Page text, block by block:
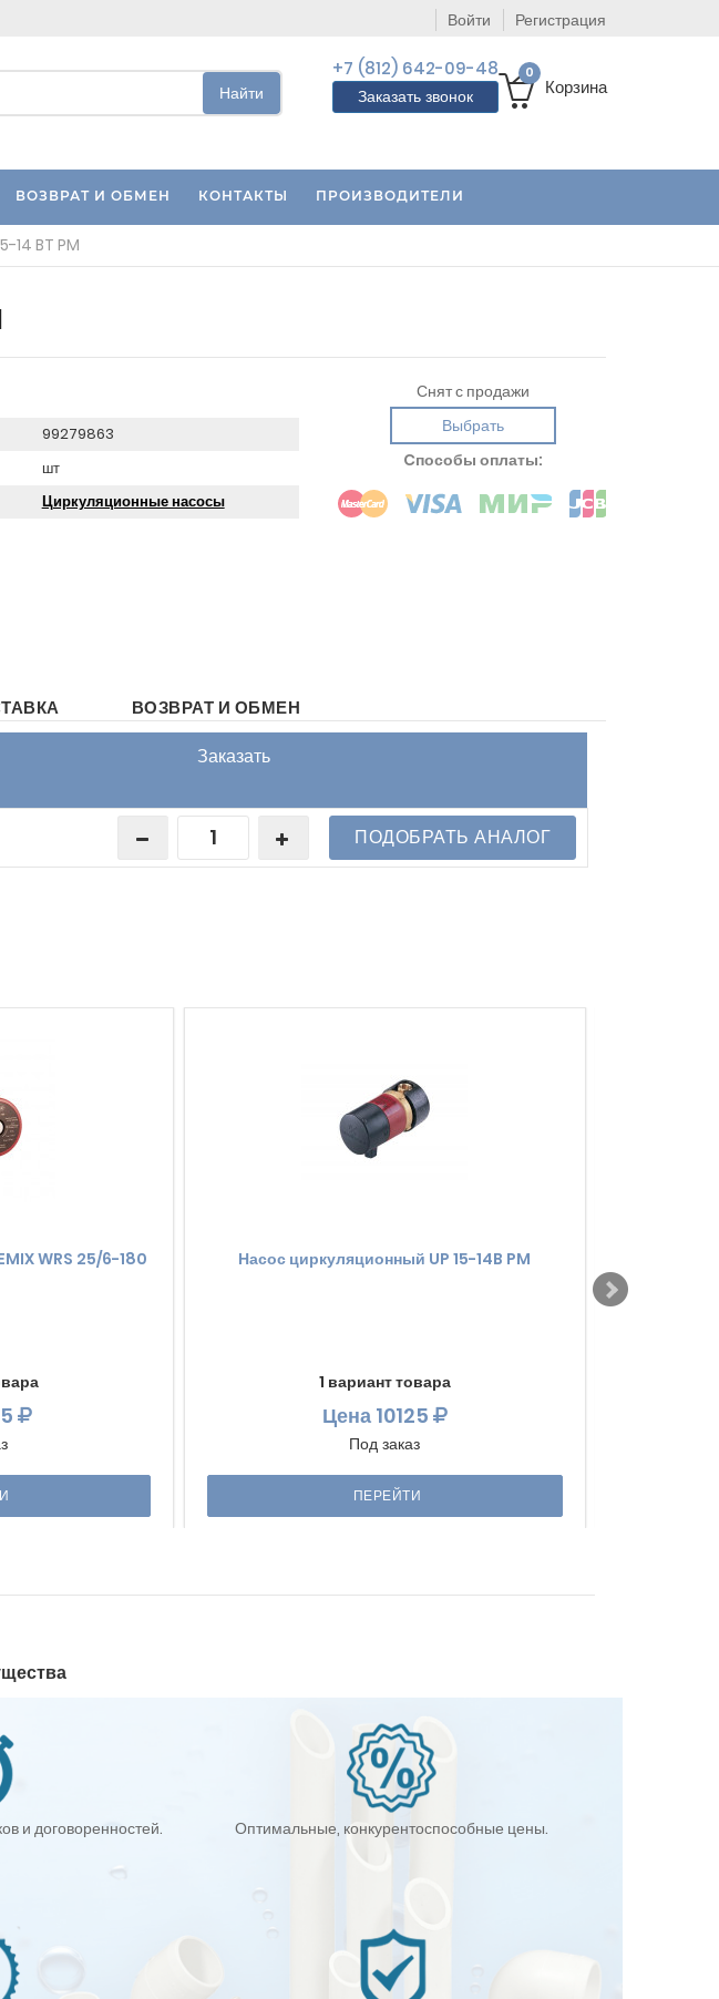
Войти Регистрация
Найти
+7 (812) 642-09-48
Заказать звонок
0
Корзина
ВОЗВРАТ И ОБМЕН КОНТАКТЫ ПРОИЗВОДИТЕЛИ
14 BT PM
99279863
шт
Циркуляционные насосы
Снят с продажи
Выбрать
Cпособы оплаты:
ВОЗВРАТ И ОБМЕН
Заказать
ПОДОБРАТЬ АНАЛОГ
WRS 25/6-180 Насос циркуляционный UP 15-14B PM
1 вариант товара
Цена10125
Под заказ
ПЕРЕЙТИ
и договоренностей. Оптимальные, конкурентоспособные цены.